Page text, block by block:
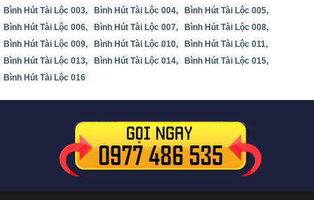
Bình Hút Tài Lộc 003,
Bình Hút Tài Lộc 004,
Bình Hút Tài Lộc 005,
Bình Hút Tài Lộc 006,
Bình Hút Tài Lộc 007,
Bình Hút Tài Lộc 008,
Bình Hút Tài Lộc 009,
Bình Hút Tài Lộc 010,
Bình Hút Tài Lộc 011,
Bình Hút Tài Lộc 013,
Bình Hút Tài Lộc 014,
Bình Hút Tài Lộc 015,
Bình Hút Tài Lộc 016